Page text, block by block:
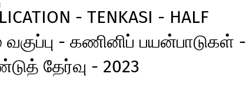
- TENKASI - HALF
வகுப்பு - கணினிப் பயன்பாடுகள் -
தேர்வு - 2023